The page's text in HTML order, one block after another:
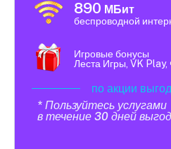
890 МБит
беспроводной
Игровые бонусы
Леста Игры, VK
по акции
* Пользуйтесь услугами
в течение 30 дней